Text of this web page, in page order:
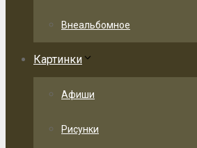
Внеальбомное
Картинки
Афиши
Рисунки